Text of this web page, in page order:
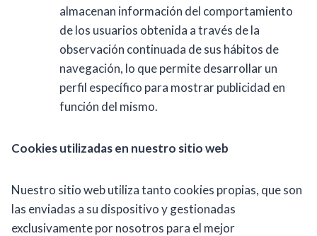
almacenan información del comportamiento
de los usuarios obtenida a través de la
observación continuada de sus hábitos de
navegación, lo que permite desarrollar un
perfil específico para mostrar publicidad en
función del mismo.
Cookies utilizadas en nuestro sitio web
Nuestro sitio web utiliza tanto cookies propias, que son
las enviadas a su dispositivo y gestionadas
exclusivamente por nosotros para el mejor